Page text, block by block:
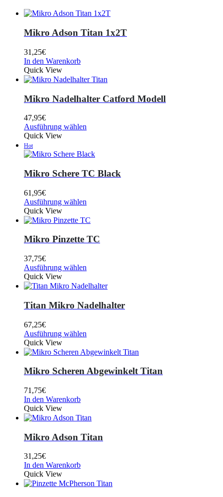
Mikro Adson Titan 1x2T
31,25€
In den Warenkorb
Quick View
Mikro Nadelhalter Catford Modell
47,95€
Ausführung wählen
Quick View
Hot
Mikro Schere TC Black
61,95€
Ausführung wählen
Quick View
Mikro Pinzette TC
37,75€
Ausführung wählen
Quick View
Titan Mikro Nadelhalter
67,25€
Ausführung wählen
Quick View
Mikro Scheren Abgewinkelt Titan
71,75€
In den Warenkorb
Quick View
Mikro Adson Titan
31,25€
In den Warenkorb
Quick View